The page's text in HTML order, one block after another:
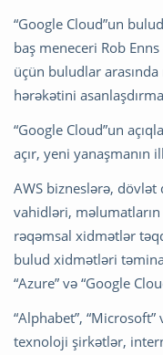
“Google Cloud”un
baş meneceri Rob
üçün buludlar
hərəkətini
“Google Cloud”un
açır, yeni
AWS bizneslərə,
vahidləri,
rəqəmsal xidmətlər
bulud xidmətləri
“Azure” və “Google
“Alphabet”,
texnoloji şirkətlər,